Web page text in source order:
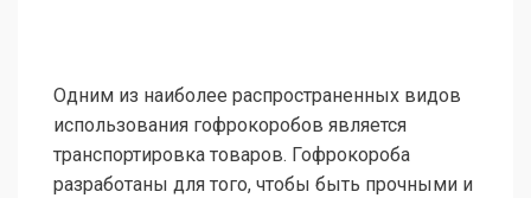
Одним из наиболее распространенных видов
использования гофрокоробов является
транспортировка товаров. Гофрокороба
разработаны для того, чтобы быть прочными и